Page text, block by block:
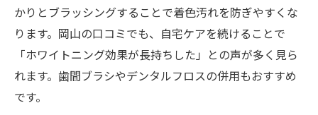
かりとブラッシングすることで着色汚れを防ぎやすくな
ります。岡山の口コミでも、自宅ケアを続けることで
「ホワイトニング効果が長持ちした」との声が多く見ら
れます。歯間ブラシやデンタルフロスの併用もおすすめ
です。